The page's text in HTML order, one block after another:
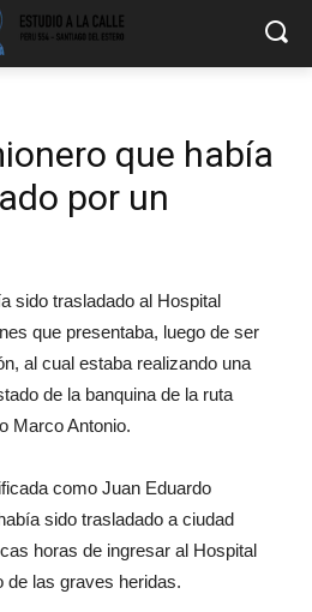
que había
por un
sido trasladado al Hospital
que presentaba, luego de ser
al cual estaba realizando una
de la banquina de la ruta
Marco Antonio.
como Juan Eduardo
sido trasladado a ciudad
horas de ingresar al Hospital
de las graves heridas.